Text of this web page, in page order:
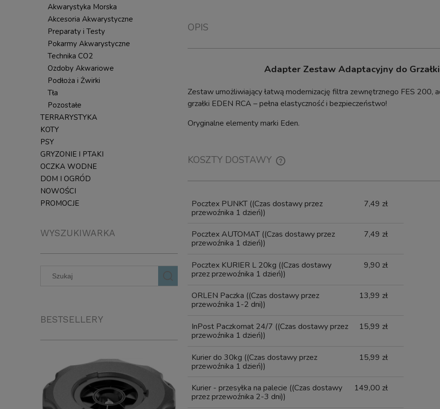
Akwarystyka Morska
Akcesoria Akwarystyczne
Preparaty i Testy
Pokarmy Akwarystyczne
Technika CO2
Ozdoby Akwariowe
Podłoża i Żwirki
Tła
Pozostałe
TERRARYSTYKA
KOTY
PSY
GRYZONIE I PTAKI
OCZKA WODNE
DOM I OGRÓD
NOWOŚCI
PROMOCJE
WYSZUKIWARKA
BESTSELLERY
OPIS
Adapter Zestaw Adaptacyjny do
Zestaw umożliwiający łatwą modernizację filtra zewnętrznego FES 200,
grzałki EDEN RCA – pełna elastyczność i bezpieczeństwo!
Oryginalne elementy marki Eden.
KOSZTY DOSTAWY
Pocztex PUNKT ((Czas dostawy przez
przewoźnika 1 dzień))
7,49 zł
Pocztex AUTOMAT ((Czas dostawy przez
przewoźnika 1 dzień))
7,49 zł
Pocztex KURIER L 20kg ((Czas dostawy
przez przewoźnika 1 dzień))
9,90 zł
ORLEN Paczka ((Czas dostawy przez
przewoźnika 1-2 dni))
13,99 zł
InPost Paczkomat 24/7 ((Czas dostawy przez
przewoźnika 1 dzień))
15,99 zł
Kurier do 30kg ((Czas dostawy przez
przewoźnika 1 dzień))
15,99 zł
Kurier - przesyłka na palecie ((Czas dostawy
przez przewoźnika 2-3 dni))
149,00 zł